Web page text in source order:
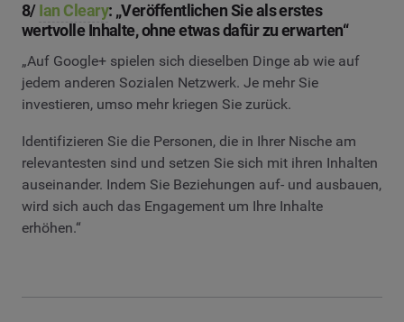
8/Ian Cleary: „Veröffentlichen Sie als erstes
wertvolle Inhalte, ohne etwas dafür zu erwarten“
„Auf Google+ spielen sich dieselben Dinge ab wie auf
jedem anderen Sozialen Netzwerk. Je mehr Sie
investieren, umso mehr kriegen Sie zurück.
Identifizieren Sie die Personen, die in Ihrer Nische am
relevantesten sind und setzen Sie sich mit ihren Inhalten
auseinander. Indem Sie Beziehungen auf- und ausbauen,
wird sich auch das Engagement um Ihre Inhalte
erhöhen.“